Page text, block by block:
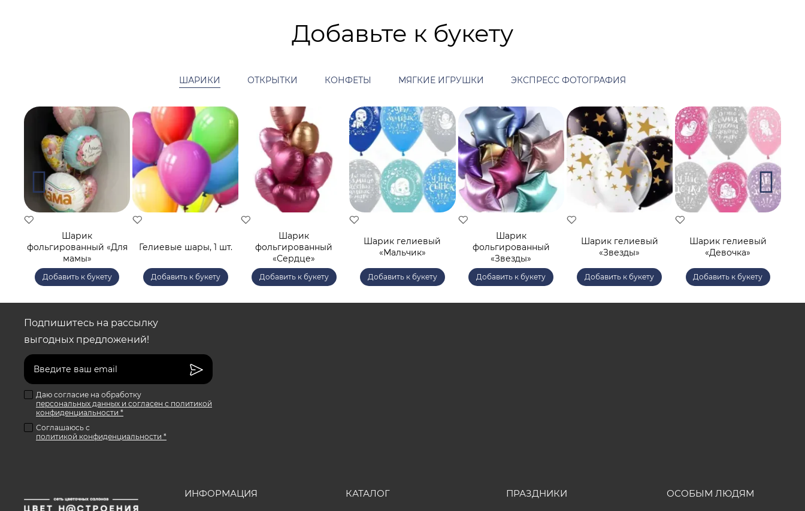
Добавьте к букету
ШАРИКИ ОТКРЫТКИ КОНФЕТЫ МЯГКИЕ ИГРУШКИ ЭКСПРЕСС ФОТОГРАФИЯ
Шарик
фольгированный «Для
мамы»
Добавить к букету
Гелиевые шары, 1 шт.
Добавить к букету
Шарик
фольгированный
«Сердце»
Добавить к букету
Шарик гелиевый
«Мальчик»
Добавить к букету
Шарик
фольгированный
«Звезды»
Добавить к букету
Шарик гелиевый
«Звезды»
Добавить к букету
Шарик гелиевый
«Девочка»
Добавить к букету
Подпишитесь на рассылку
выгодных предложений!
Даю согласие на обработку
персональных данных и согласен с политикой
конфиденциальности *
Соглашаюсь с
политикой конфиденциальности *
ИНФОРМАЦИЯ КАТАЛОГ ПРАЗДНИКИ ОСОБЫМ ЛЮДЯМ